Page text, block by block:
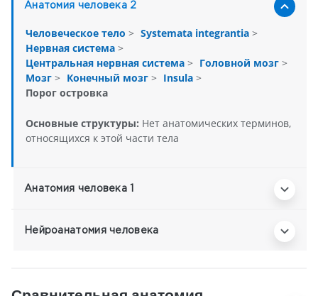
Анатомия человека 2
Человеческое тело > Systemata integrantia >
Нервная система >
Центральная нервная система > Головной мозг >
Мозг > Конечный мозг > Insula >
Порог островка
Основные структуры: Нет анатомических терминов,
относящихся к этой части тела
Анатомия человека 1
Нейроанатомия человека